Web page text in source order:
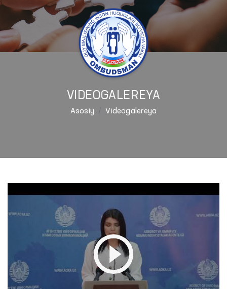
VIDEOGALEREYA
Asosiy Videogalereya